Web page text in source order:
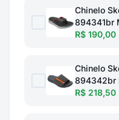
Chinelo
894341br
R$ 190,00
Chinelo
894342br
R$ 218,50